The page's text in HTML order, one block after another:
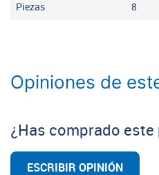
Piezas 8
Opiniones de
¿Has comprado
ESCRIBIR OPINIÓN